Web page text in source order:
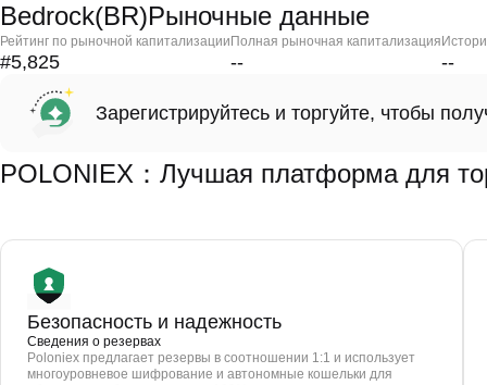
Bedrock(BR)Рыночные данные
Рейтинг по рыночной капитализации
#5,825
Полная рыночная капитализация
-- --
Зарегистрируйтесь и торгуйте, чтобы
POLONIEX：Лучшая платформа для
Безопасность и надежность
Сведения о резервах
Poloniex предлагает резервы в соотношении 1:1 и использует
многоуровневое шифрование и автономные кошельки для